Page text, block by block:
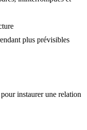
plus prévisibles
instaurer une relation